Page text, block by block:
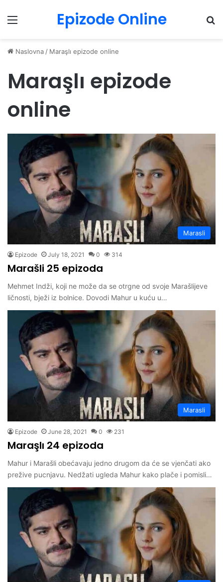
Menu Epizode Online
Naslovna / Maraşlı epizode online
Maraşlı epizode
online
Marasli
Epizode July 18, 2021 0 314
Marašli 25 epizoda
Mehmet Indži, koji ne može da se otrgne od svoje Marašlijeve
ličnosti, bježi iz bolnice. Dovodi Mahur u kuću u…
Marasli
Epizode June 28, 2021 0 231
Maraşlı 24 epizoda
Mahur i Marašli obećavaju jedno drugom da će se vjenčati ako
prežive pucnjavu. Nedžati ugleda Mahur kako plače i pomisli…